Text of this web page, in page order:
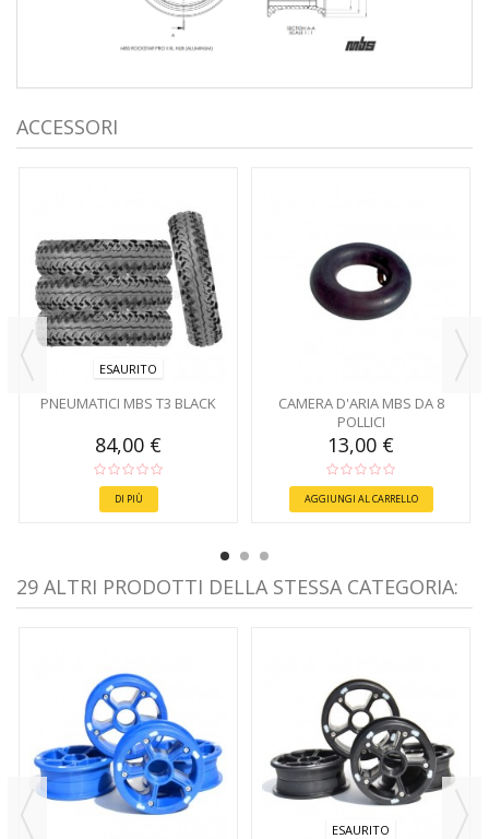
ACCESSORI
ESAURITO
PNEUMATICI MBS T3 BLACK
84,00 €
DI PIÙ
CAMERA D'ARIA MBS DA 8
POLLICI
13,00 €
AGGIUNGI AL CARRELLO
29 ALTRI PRODOTTI DELLA STESSA CATEGORIA:
ESAURITO